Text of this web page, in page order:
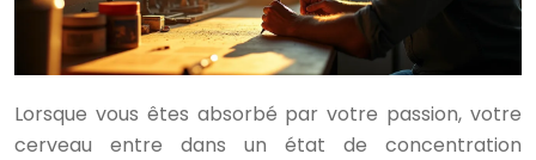
Lorsque vous êtes absorbé par votre passion, votre
cerveau entre dans un état de concentration